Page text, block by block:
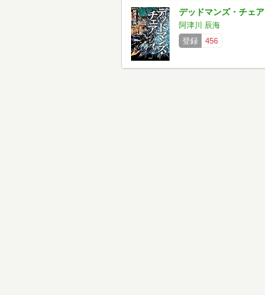
デッドマンズ・チェア
阿津川 辰海
登録
456